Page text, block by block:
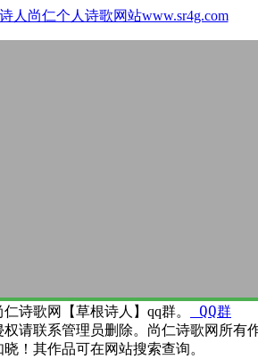
人尚仁个人诗歌网站www.sr4g.com
诗歌网【草根诗人】qq群。 QQ群
请联系管理员删除。尚仁诗歌网所有
！其作品可在网站搜索查询。